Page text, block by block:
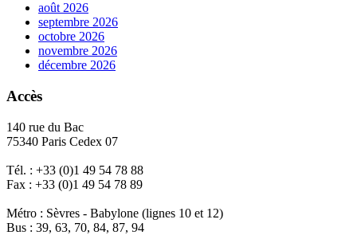
août 2026
septembre 2026
octobre 2026
novembre 2026
décembre 2026
Accès
140 rue du Bac
75340 Paris Cedex 07
Tél. : +33 (0)1 49 54 78 88
Fax : +33 (0)1 49 54 78 89
Métro : Sèvres - Babylone (lignes 10 et 12)
Bus : 39, 63, 70, 84, 87, 94